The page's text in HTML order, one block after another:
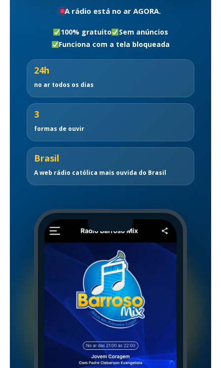
A rádio está no ar AGORA.
100% gratuito
Sem anúncios
Funciona com a tela bloqueada
24h
no ar todos os dias
3
formas de ouvir
Brasil
A web rádio católica mais ouvida do Brasil